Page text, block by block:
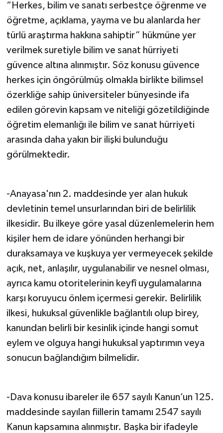
“Herkes, bilim ve sanatı serbestçe öğrenme ve
öğretme, açıklama, yayma ve bu alanlarda her
türlü araştırma hakkına sahiptir” hükmüne yer
verilmek suretiyle bilim ve sanat hürriyeti
güvence altına alınmıştır. Söz konusu güvence
herkes için öngörülmüş olmakla birlikte bilimsel
özerkliğe sahip üniversiteler bünyesinde ifa
edilen görevin kapsam ve niteliği gözetildiğinde
öğretim elemanlığı ile bilim ve sanat hürriyeti
arasında daha yakın bir ilişki bulunduğu
görülmektedir.
-Anayasa'nın 2. maddesinde yer alan hukuk
devletinin temel unsurlarından biri de belirlilik
ilkesidir. Bu ilkeye göre yasal düzenlemelerin hem
kişiler hem de idare yönünden herhangi bir
duraksamaya ve kuşkuya yer vermeyecek şekilde
açık, net, anlaşılır, uygulanabilir ve nesnel olması,
ayrıca kamu otoritelerinin keyfî uygulamalarına
karşı koruyucu önlem içermesi gerekir. Belirlilik
ilkesi, hukuksal güvenlikle bağlantılı olup birey,
kanundan belirli bir kesinlik içinde hangi somut
eylem ve olguya hangi hukuksal yaptırımın veya
sonucun bağlandığım bilmelidir.
-Dava konusu ibareler ile 657 sayılı Kanun’un 125.
maddesinde sayılan fiillerin tamamı 2547 sayılı
Kanun kapsamına alınmıştır. Başka bir ifadeyle